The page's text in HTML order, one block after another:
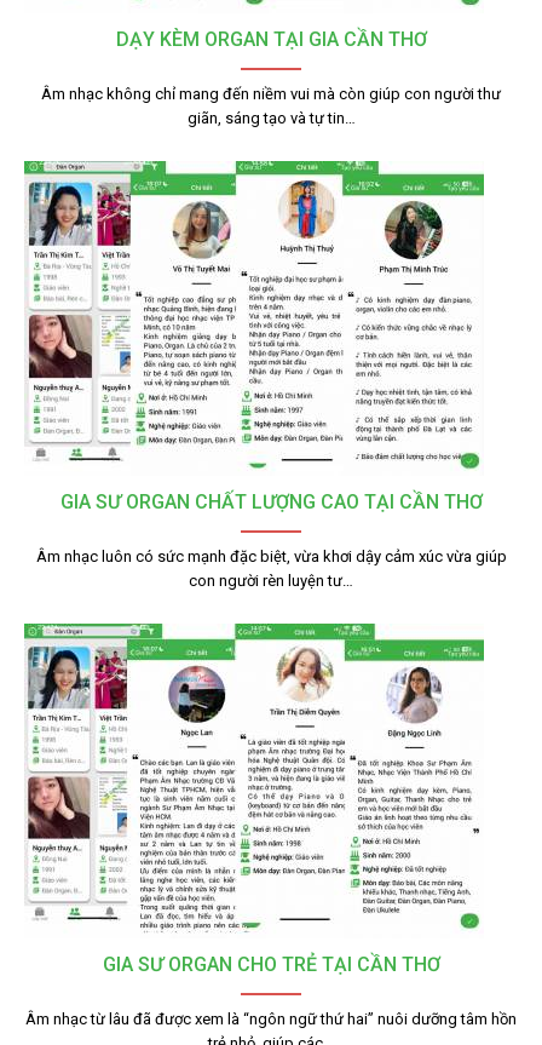
DẠY KÈM ORGAN TẠI GIA CẦN THƠ
Âm nhạc không chỉ mang đến niềm vui mà còn giúp con người thư
giãn, sáng tạo và tự tin…
GIA SƯ ORGAN CHẤT LƯỢNG CAO TẠI CẦN THƠ
Âm nhạc luôn có sức mạnh đặc biệt, vừa khơi dậy cảm xúc vừa giúp
con người rèn luyện tư…
GIA SƯ ORGAN CHO TRẺ TẠI CẦN THƠ
Âm nhạc từ lâu đã được xem là “ngôn ngữ thứ hai” nuôi dưỡng tâm hồn